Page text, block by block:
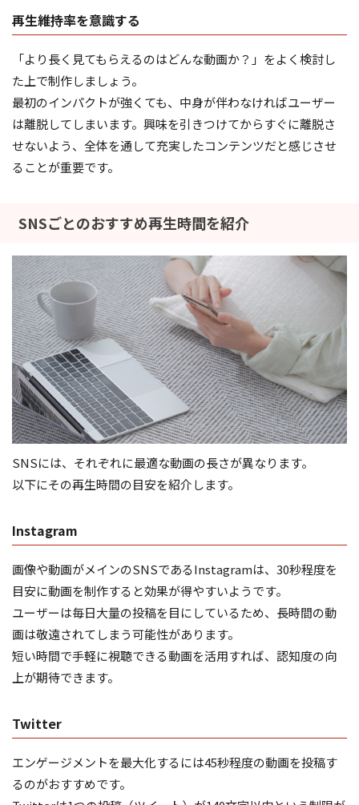
再生維持率を意識する
「より長く見てもらえるのはどんな動画か？」をよく検討し
た上で制作しましょう。
最初のインパクトが強くても、中身が伴わなければユーザー
は離脱してしまいます。興味を引きつけてからすぐに離脱さ
せないよう、全体を通して充実したコンテンツだと感じさせ
ることが重要です。
SNSごとのおすすめ再生時間を紹介
SNSには、それぞれに最適な動画の長さが異なります。
以下にその再生時間の目安を紹介します。
Instagram
画像や動画がメインのSNSであるInstagramは、30秒程度を
目安に動画を制作すると効果が得やすいようです。
ユーザーは毎日大量の投稿を目にしているため、長時間の動
画は敬遠されてしまう可能性があります。
短い時間で手軽に視聴できる動画を活用すれば、認知度の向
上が期待できます。
Twitter
エンゲージメントを最大化するには45秒程度の動画を投稿す
るのがおすすめです。